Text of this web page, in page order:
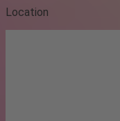
Location